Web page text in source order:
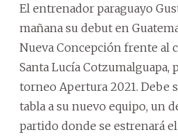
El entrenador paraguayo
mañana su debut en
Nueva Concepción frente al
Santa Lucía Cotzumalguapa,
torneo Apertura 2021. Debe
tabla a su nuevo equipo, un
partido donde se estrenará